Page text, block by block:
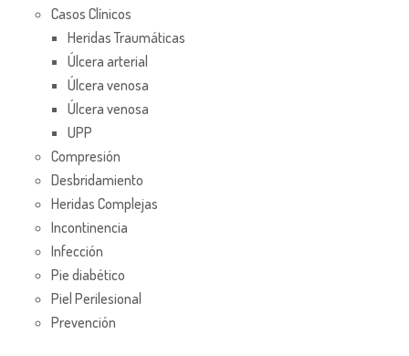
Casos Clínicos
Heridas Traumáticas
Úlcera arterial
Úlcera venosa
Úlcera venosa
UPP
Compresión
Desbridamiento
Heridas Complejas
Incontinencia
Infección
Pie diabético
Piel Perilesional
Prevención